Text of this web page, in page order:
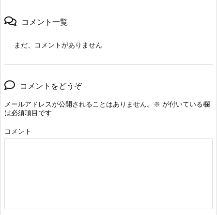
コメント一覧
まだ、コメントがありません
コメントをどうぞ
メールアドレスが公開されることはありません。 ※ が付いている欄
は必須項目です
コメント